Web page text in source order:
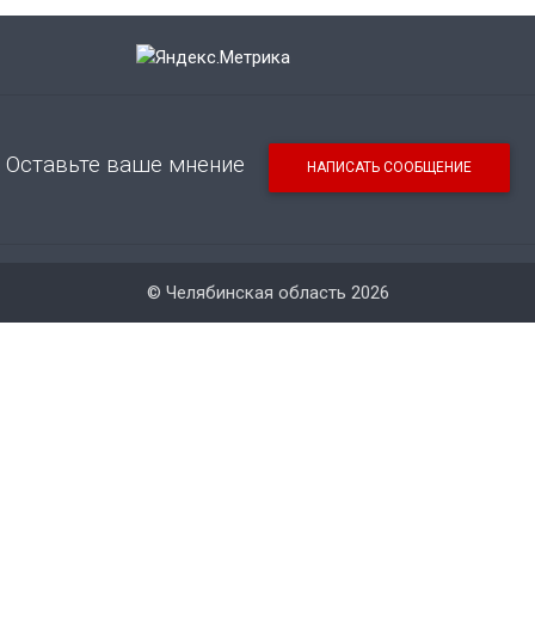
Оставьте ваше мнение НАПИСАТЬ СООБЩЕНИЕ
© Челябинская область 2026